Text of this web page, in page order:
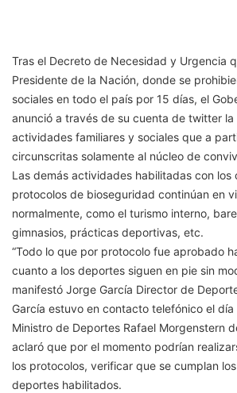
Tras el Decreto de Necesidad y Urgencia
Presidente de la Nación, donde se
sociales en todo el país por 15 días, el
anunció a través de su cuenta de twitter
actividades familiares y sociales que a
circunscritas solamente al núcleo de
Las demás actividades habilitadas con los
protocolos de bioseguridad continúan en
normalmente, como el turismo interno,
gimnasios, prácticas deportivas, etc.
“Todo lo que por protocolo fue aprobado
cuanto a los deportes siguen en pie sin
manifestó Jorge García Director de
García estuvo en contacto telefónico el
Ministro de Deportes Rafael Morgenstern
aclaró que por el momento podrían
los protocolos, verificar que se cumplan
deportes habilitados.